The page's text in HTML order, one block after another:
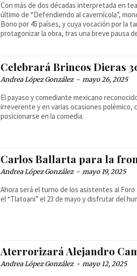
Con más de dos décadas interpretada en
último de “Defendiendo al cavernícola”,
Bono por 45 países, y cuya vocación por la
protagonizar la obra, tras una breve pausa
Celebrará Brincos Dieras
Andrea López González - mayo 26, 2025
El payaso y comediante mexicano
irreverente y en varias ocasiones polémico,
posicionarse en la comedia.
Carlos Ballarta para la
Andrea López González - mayo 19, 2025
Ahora será el turno de los asistentes al
el “Tlatoani” el 23 de mayo y disfrutar del
Aterrorizará Alejandro
Andrea López González - mayo 12, 2025